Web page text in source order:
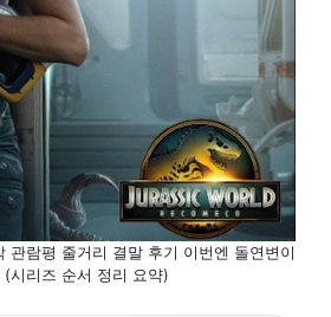
관람평 줄거리 결말 후기 이번엔 돌연변이
(시리즈 순서 정리 요약)